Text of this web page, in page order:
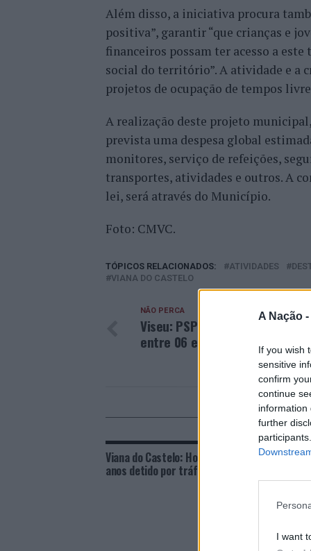
A Nação -
If you wish
sensitive
confirm
continue
information
further
I want
Além disso, a iniciativa procura
positiva”, garantir “que crianças e
financeiros possam ter acesso a
social do território”. A atividade e a
projetos de ocupação de tempos
A realização deste projeto
prevista uma despesa global
monitores, serviço de refeições,
transportes, atividades e outros. A
lei, será através do Município.
Foto: CMVC.
TÓPICOS RELACIONADOS: ATIVIDADES
VIANA DO CASTELO
NÃO PERCA
Viseu: PSP faz quatro
entre 06 e 08 de maio
Viana do Castelo: Homem de 49
anos detido por tráfico de drogas
Viana